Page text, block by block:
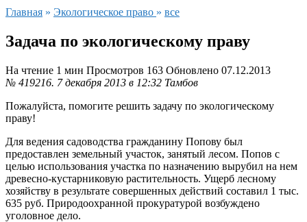
Главная » Экологическое право » все
Задача по экологическому праву
На чтение 1 мин Просмотров 163 Обновлено 07.12.2013
№ 419216. 7 декабря 2013 в 12:32 Тамбов
Пожалуйста, помогите решить задачу по экологическому
праву!
Для ведения садоводства гражданину Попову был
предоставлен земельный участок, занятый лесом. Попов с
целью использования участка по назначению вырубил на нем
древесно-кустарниковую растительность. Ущерб лесному
хозяйству в результате совершенных действий составил 1 тыс.
635 руб. Природоохранной прокуратурой возбуждено
уголовное дело.